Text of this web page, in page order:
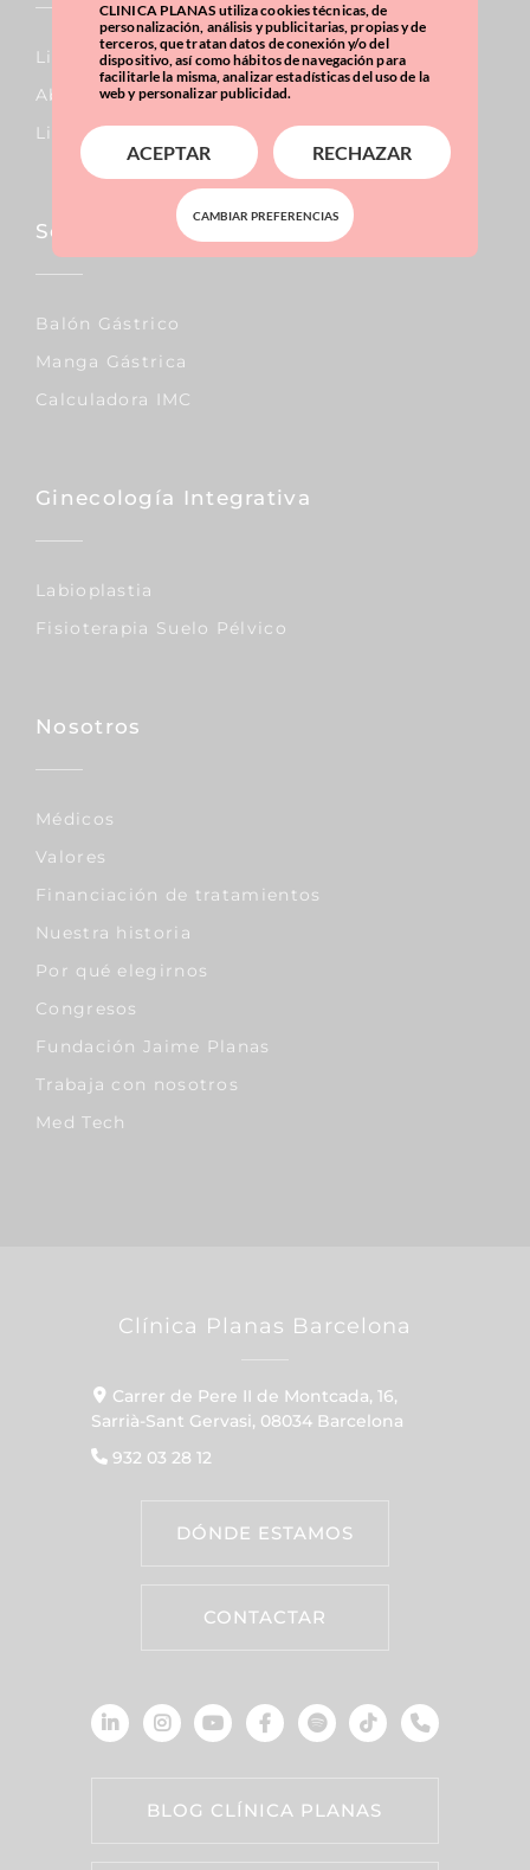
Lipo Vaser
Abdominoplastia
Liposucción
Sobrepeso & Obesidad
Balón Gástrico
Manga Gástrica
Calculadora IMC
Ginecología Integrativa
Labioplastia
Fisioterapia Suelo Pélvico
Nosotros
Médicos
Valores
Financiación de tratamientos
Nuestra historia
Por qué elegirnos
Congresos
Fundación Jaime Planas
Trabaja con nosotros
Med Tech
Clínica Planas Barcelona
Carrer de Pere II de Montcada, 16,
Sarrià-Sant Gervasi, 08034 Barcelona
932 03 28 12
DÓNDE ESTAMOS
CONTACTAR
BLOG CLÍNICA PLANAS
CLINICA PLANAS utiliza cookies técnicas, de
personalización, análisis y publicitarias, propias y de
terceros, que tratan datos de conexión y/o del
dispositivo, así como hábitos de navegación para
facilitarle la misma, analizar estadísticas del uso de la
web y personalizar publicidad.
ACEPTAR RECHAZAR
CAMBIAR PREFERENCIAS